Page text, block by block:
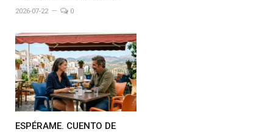
2026-07-22 0
ESPÉRAME. CUENTO DE